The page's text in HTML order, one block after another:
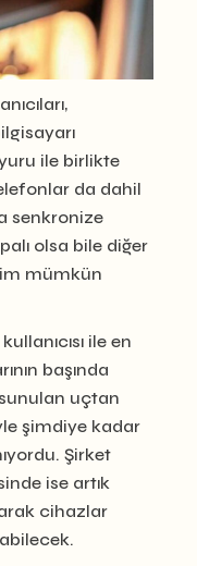
ile birlikte
da dahil
senkronize
olsa bile diğer
mümkün
ile en
başında
uçtan
şimdiye kadar
Şirket
ise artık
cihazlar